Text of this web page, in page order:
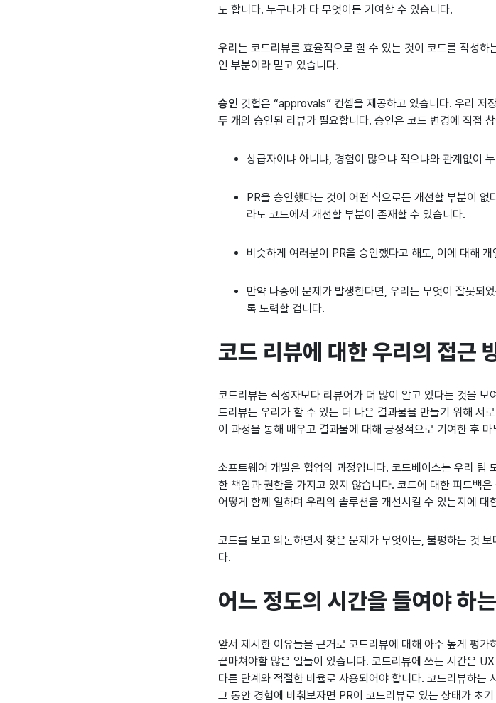
도 합니다. 누구나가 다 무엇이든 기여할 수 있습니다.
우리는 코드리뷰를 효율적으로 할 수 있는 것이 코드를 작성
인 부분이라 믿고 있습니다.
승인 깃헙은 “approvals” 컨셉을 제공하고 있습니다. 우리 저
두 개의 승인된 리뷰가 필요합니다. 승인은 코드 변경에 직접
상급자이냐 아니냐, 경험이 많으냐 적으냐와 관계없이
PR을 승인했다는 것이 어떤 식으로든 개선할 부분이
라도 코드에서 개선할 부분이 존재할 수 있습니다.
비슷하게 여러분이 PR을 승인했다고 해도, 이에 대해
만약 나중에 문제가 발생한다면, 우리는 무엇이 잘못되
록 노력할 겁니다.
코드 리뷰에 대한 우리의 접근
코드리뷰는 작성자보다 리뷰어가 더 많이 알고 있다는 것을
드리뷰는 우리가 할 수 있는 더 나은 결과물을 만들기 위해 서
이 과정을 통해 배우고 결과물에 대해 긍정적으로 기여한 후
소프트웨어 개발은 협업의 과정입니다. 코드베이스는 우리 팀
한 책임과 권한을 가지고 있지 않습니다. 코드에 대한 피드백
어떻게 함께 일하며 우리의 솔루션을 개선시킬 수 있는지에 대
코드를 보고 의논하면서 찾은 문제가 무엇이든, 불평하는 것
다.
어느 정도의 시간을 들여야 하
앞서 제시한 이유들을 근거로 코드리뷰에 대해 아주 높게 평
끝마쳐야할 많은 일들이 있습니다. 코드리뷰에 쓰는 시간은
다른 단계와 적절한 비율로 사용되어야 합니다. 코드리뷰하는
그 동안 경험에 비춰보자면 PR이 코드리뷰로 있는 상태가 초